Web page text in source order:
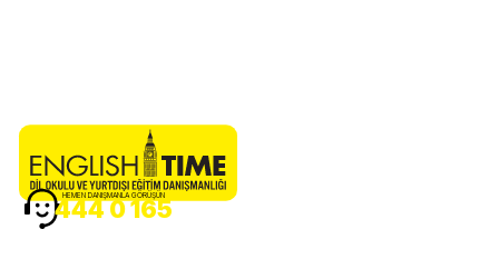
HEMEN DANIŞMANLA GÖRÜŞÜN
444 0 165